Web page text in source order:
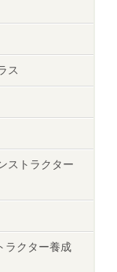
ス
ストラクター
ラクター養成